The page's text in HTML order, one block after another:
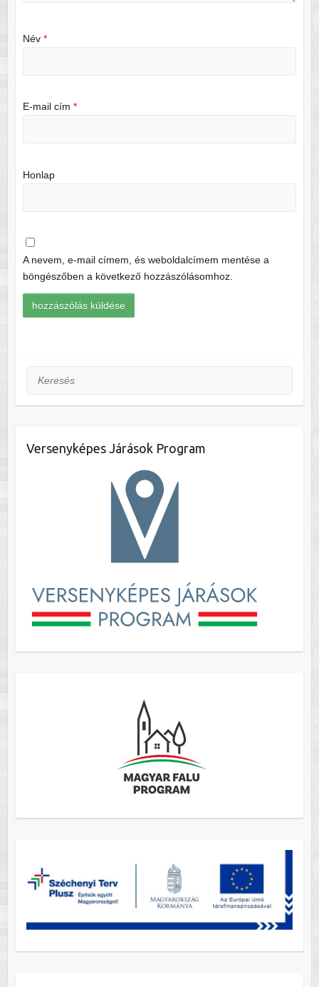
Név *
E-mail cím *
Honlap
A nevem, e-mail címem, és weboldalcímem mentése a
böngészőben a következő hozzászólásomhoz.
Keresés
Versenyképes Járások Program